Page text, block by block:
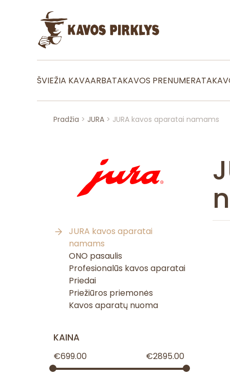
ŠVIEŽIA KAVAARBATAKAVOS PRENUMERATA
Pradžia > JURA > JURA kavos aparatai namams
JURA kavos aparatai
namams
ONO pasaulis
Profesionalūs kavos aparatai
Priedai
Priežiūros priemonės
Kavos aparatų nuoma
KAINA
€699.00 €2895.00